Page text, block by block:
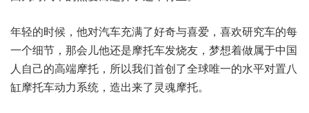
年轻的时候，他对汽车充满了好奇与喜爱，喜欢研究车的每
一个细节，那会儿他还是摩托车发烧友，梦想着做属于中国
人自己的高端摩托，所以我们首创了全球唯一的水平对置八
缸摩托车动力系统，造出来了灵魂摩托。